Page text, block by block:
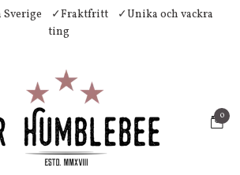
✓Fraktfritt
✓Unika och vackra
ting
0